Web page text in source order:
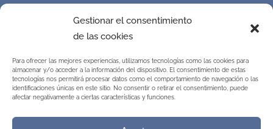
Gestionar el consentimiento
de las cookies
Para ofrecer las mejores experiencias, utilizamos tecnologías como las cookies para
almacenar y/o acceder a la información del dispositivo. El consentimiento de estas
tecnologías nos permitirá procesar datos como el comportamiento de navegación o las
identificaciones únicas en este sitio. No consentir o retirar el consentimiento, puede
afectar negativamente a ciertas características y funciones.